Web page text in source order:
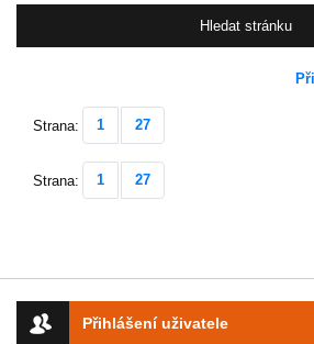
Přihlášení uživatele
Strana: 1 27
Strana: 1 27